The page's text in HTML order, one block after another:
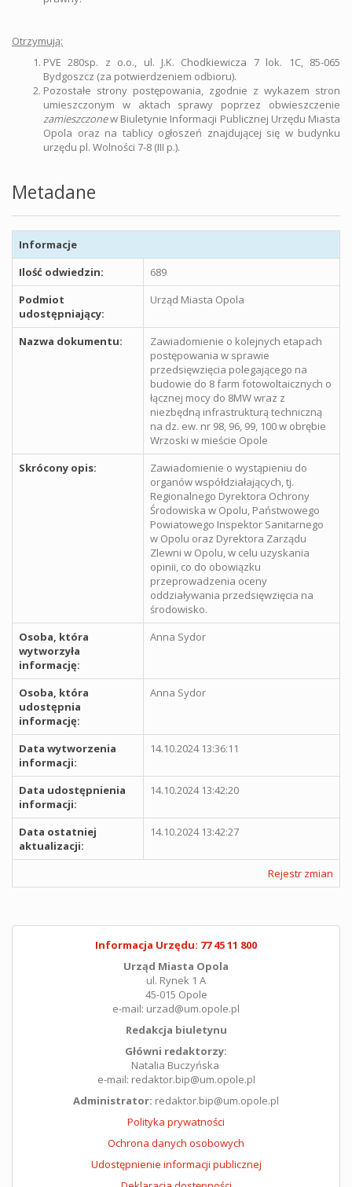
Otrzymują:
PVE 280sp. z o.o., ul. J.K. Chodkiewicza 7 lok. 1C, 85-065
Bydgoszcz (za potwierdzeniem odbioru).
Pozostałe strony postępowania, zgodnie z wykazem stron
umieszczonym w aktach sprawy poprzez obwieszczenie
zamieszczonew Biuletynie Informacji Publicznej Urzędu Miasta
Opola oraz na tablicy ogłoszeń znajdującej się w budynku
urzędu pl. Wolności 7-8 (III p.).
Metadane
Informacje
Ilość odwiedzin:
689
Podmiot
udostępniający:
Urząd Miasta Opola
Nazwa dokumentu:
Zawiadomienie o kolejnych etapach
postępowania w sprawie
przedsięwzięcia polegającego na
budowie do 8 farm fotowoltaicznych o
łącznej mocy do 8MW wraz z
niezbędną infrastrukturą techniczną
na dz. ew. nr 98, 96, 99, 100 w obrębie
Wrzoski w mieście Opole
Skrócony opis:
Zawiadomienie o wystąpieniu do
organów współdziałających, tj.
Regionalnego Dyrektora Ochrony
Środowiska w Opolu, Państwowego
Powiatowego Inspektor Sanitarnego
w Opolu oraz Dyrektora Zarządu
Zlewni w Opolu, w celu uzyskania
opinii, co do obowiązku
przeprowadzenia oceny
oddziaływania przedsięwzięcia na
środowisko.
Osoba, która
wytworzyła
informację:
Anna Sydor
Osoba, która
udostępnia
informację:
Anna Sydor
Data wytworzenia
informacji:
14.10.2024 13:36:11
Data udostępnienia
informacji:
14.10.2024 13:42:20
Data ostatniej
aktualizacji:
14.10.2024 13:42:27
Rejestr zmian
Informacja Urzędu: 77 45 11 800
Urząd Miasta Opola
ul. Rynek 1 A
45-015 Opole
e-mail: urzad@um.opole.pl
Redakcja biuletynu
Główni redaktorzy:
Natalia Buczyńska
e-mail: redaktor.bip@um.opole.pl
Administrator: redaktor.bip@um.opole.pl
Polityka prywatności
Ochrona danych osobowych
Udostępnienie informacji publicznej